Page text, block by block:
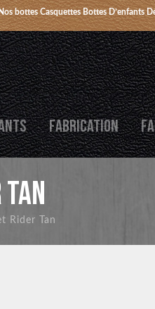
Nos bottes Casquettes Bottes D’enfants
FABRICATION
Rider Tan